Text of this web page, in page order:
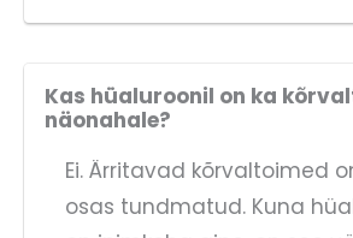
Kas hüaluroonil on ka
näonahale?
Ei. Ärritavad kõrvaltoimed
osas tundmatud. Kuna